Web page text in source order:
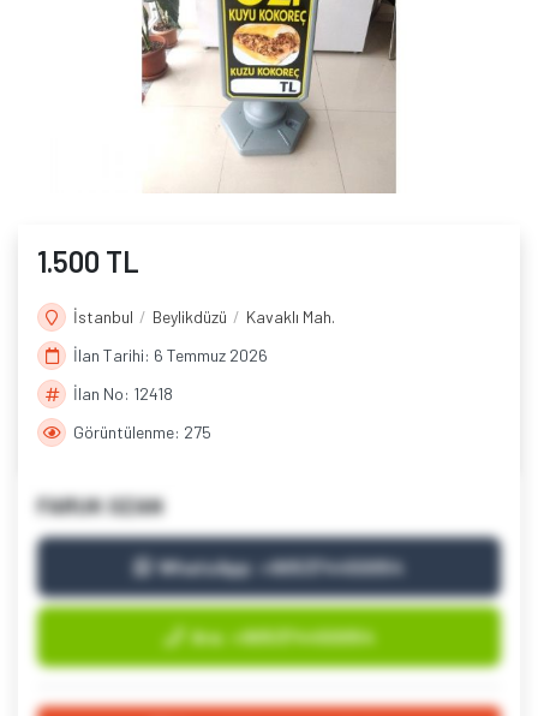
1.500 TL
İstanbul Beylikdüzü
Kavaklı Mah.
İlan Tarihi: 6 Temmuz 2026
İlan No: 12418
Görüntülenme: 275
FARUK OZAN
WhatsApp: +905374450054
Ara: +905374450054